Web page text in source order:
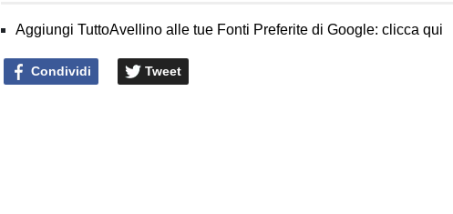
Aggiungi TuttoAvellino alle tue Fonti Preferite di Google: clicca qui
Condividi Tweet